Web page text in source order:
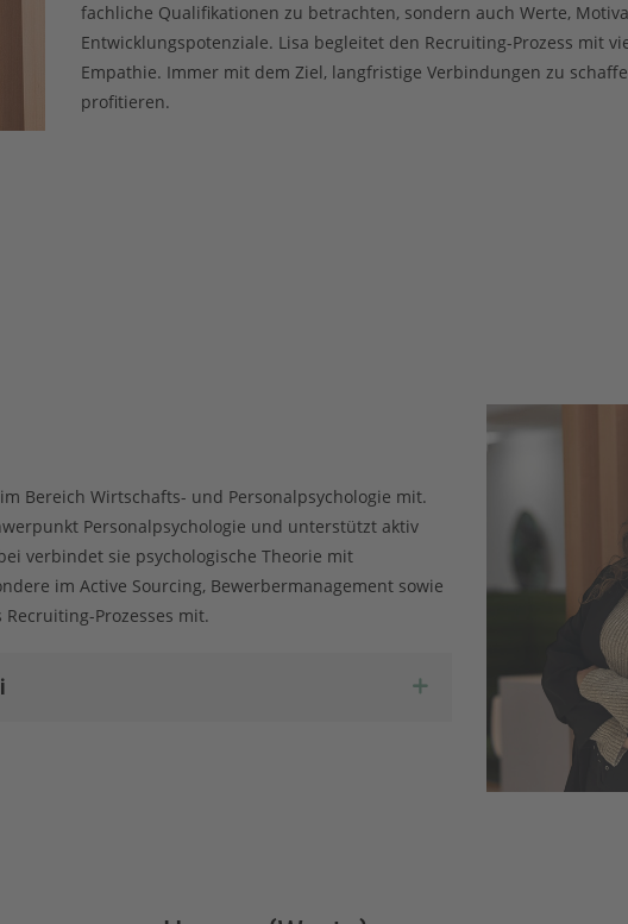
fachliche Qualifikationen zu betrachten, sondern auch Werte,
Entwicklungspotenziale. Lisa begleitet den Recruiting-Prozess mit
Empathie. Immer mit dem Ziel, langfristige Verbindungen zu
profitieren.
Bereich Wirtschafts- und Personalpsychologie mit.
Personalpsychologie und unterstützt aktiv
verbindet sie psychologische Theorie mit
im Active Sourcing, Bewerbermanagement sowie
Prozesses mit.